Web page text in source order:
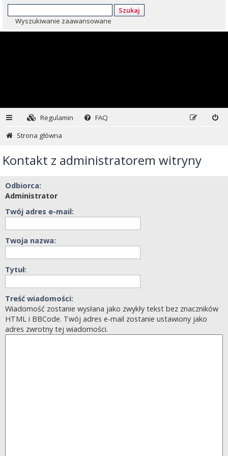
Szukaj
Wyszukiwanie zaawansowane
Regulamin
FAQ
Strona główna
Kontakt z administratorem witryny
Odbiorca:
Administrator
Twój adres e-mail:
Twoja nazwa:
Tytuł:
Treść wiadomości:
Wiadomość zostanie wysłana jako zwykły tekst bez znaczników
HTML i BBCode. Twój adres e-mail zostanie ustawiony jako
adres zwrotny tej wiadomości.